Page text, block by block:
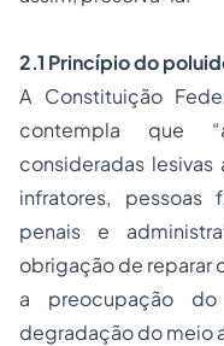
2.1 Princípio do
A Constituição
contempla que
consideradas
infratores, pessoas
penais e
obrigação de reparar
a preocupação
degradação do meio